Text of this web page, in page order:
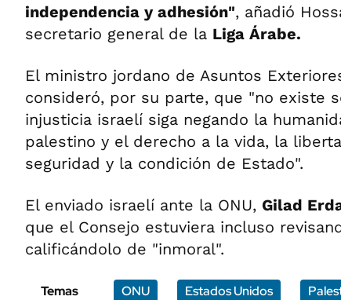
independencia y adhesión", añadió
secretario general de la Liga Árabe.
El ministro jordano de Asuntos
consideró, por su parte, que "no existe
injusticia israelí siga negando la
palestino y el derecho a la vida, la
seguridad y la condición de Estado".
El enviado israelí ante la ONU, Gilad
que el Consejo estuviera incluso
calificándolo de "inmoral".
Temas ONU Estados Unidos